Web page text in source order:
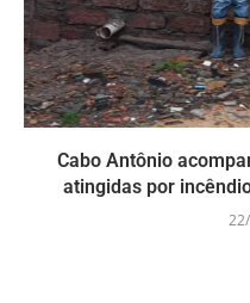
Cabo Antônio
atingidas por